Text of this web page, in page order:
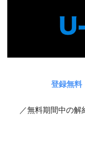
登録無料
／無料期間中の解